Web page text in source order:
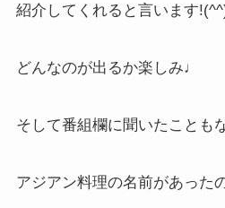
紹介してくれると言います
どんなのが出るか楽しみ♩
そして番組欄に聞いたことも
アジアン料理の名前があった